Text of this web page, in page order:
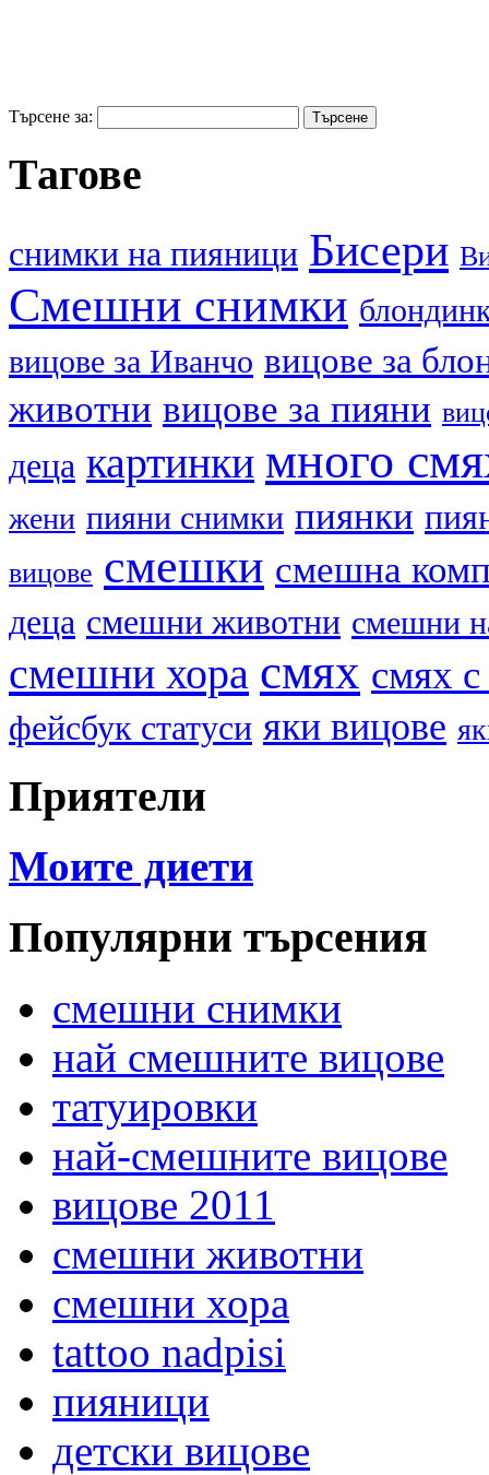
Търсене за:
Тагове
cнимки на пияници Бисери
Смешни снимки
вицове за Иванчо вицове за
животни вицове за пияни
деца картинки много
жени пияни снимки пиянки
вицове смешки смешна
деца смешни животни смешни
смешни хора смях смях
фейсбук статуси яки вицове
Приятели
Моите диети
Популярни търсения
смешни снимки
най смешните вицове
татуировки
най-смешните вицове
вицове 2011
смешни животни
смешни хора
tattoo nadpisi
пияници
детски вицове